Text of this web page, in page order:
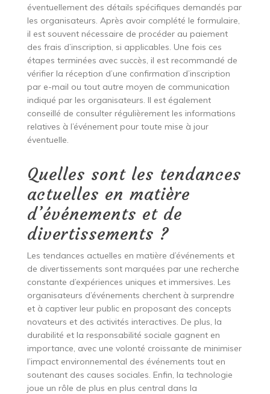
éventuellement des détails spécifiques demandés par
les organisateurs. Après avoir complété le formulaire,
il est souvent nécessaire de procéder au paiement
des frais d’inscription, si applicables. Une fois ces
étapes terminées avec succès, il est recommandé de
vérifier la réception d’une confirmation d’inscription
par e-mail ou tout autre moyen de communication
indiqué par les organisateurs. Il est également
conseillé de consulter régulièrement les informations
relatives à l’événement pour toute mise à jour
éventuelle.
Quelles sont les tendances
actuelles en matière
d’événements et de
divertissements ?
Les tendances actuelles en matière d’événements et
de divertissements sont marquées par une recherche
constante d’expériences uniques et immersives. Les
organisateurs d’événements cherchent à surprendre
et à captiver leur public en proposant des concepts
novateurs et des activités interactives. De plus, la
durabilité et la responsabilité sociale gagnent en
importance, avec une volonté croissante de minimiser
l’impact environnemental des événements tout en
soutenant des causes sociales. Enfin, la technologie
joue un rôle de plus en plus central dans la